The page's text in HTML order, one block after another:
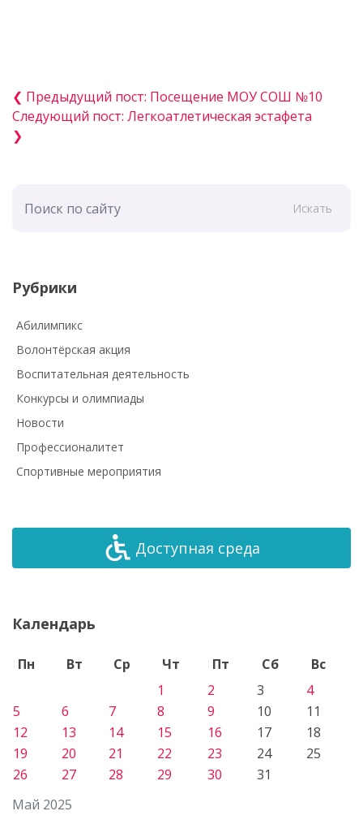
❮ Предыдущий пост: Посещение МОУ СОШ №10
Следующий пост: Легкоатлетическая эстафета
❯
Искать
Рубрики
Абилимпикс
Волонтёрская акция
Воспитательная деятельность
Конкурсы и олимпиады
Новости
Профессионалитет
Спортивные мероприятия
Доступная среда
Календарь
Май 2025
Пн Вт Ср Чт Пт Сб
Вс
1
2 3
4
5
6 7 8 9 10
11
12
13 14 15 16 17
18
19
20 21 22 23 24
25
26
27 28 29 30 31